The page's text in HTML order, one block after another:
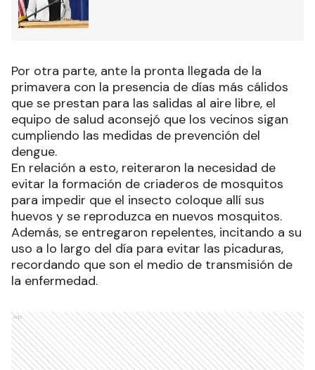
1
Por otra parte, ante la pronta llegada de la
primavera con la presencia de días más cálidos
que se prestan para las salidas al aire libre, el
equipo de salud aconsejó que los vecinos sigan
cumpliendo las medidas de prevención del
dengue.
En relación a esto, reiteraron la necesidad de
evitar la formación de criaderos de mosquitos
para impedir que el insecto coloque allí sus
huevos y se reproduzca en nuevos mosquitos.
Además, se entregaron repelentes, incitando a su
recordando que son el medio de transmisión de
la enfermedad.